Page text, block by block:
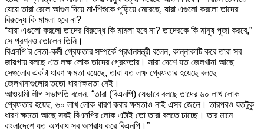
যেয়ে তারা রেলে আগুন দিয়ে মা-শিশুকে পুড়িয়ে মেরেছে, যারা এগুলো করলো তাদের
বিরুদ্ধে কি মামলা হবে না?
“যারা এগুলো করলো তাদের বিরুদ্ধে কি মামলা হবে না? তাদেরকে কি মানুষ পূজা করবে,”
সে প্রশ্নও তোলেন তিনি।
বিএনপি’র নেতা-কর্মী গ্রেফতার সম্পর্কে প্রধানমন্ত্রী বলেন, কান্নাকাটি করে তারা সব
জায়গায় বলছে এত লক্ষ লোক তাদের গ্রেফতার। সারা দেশে যত জেলখানা আছে
সেগুলোর একটা ধারণ ক্ষমতা রয়েছে, তারা যত লক্ষ গ্রেফতার হয়েছে বলছে
জেলখানাগুলোর ততো ধারণক্ষমতা নেই।
আওয়ামী লীগ সভাপতি বলেন, “তারা (বিএনপি) যেভাবে বলছে তাদের ৬০ লাখ লোক
গ্রেফতার হয়েছ, ৬০ লাখ লোক ধারণ করার ক্ষমতাও নাই এসব জেলে। তারপরও যতটুকু
ধারণ ক্ষমতা আছে সবই বিএনপির লোক এটাই তো তারা বলতে চাচ্ছে। তার মানে
বাংলাদেশে যত অপরাধ সব অপরাধ করে বিএনপি।”